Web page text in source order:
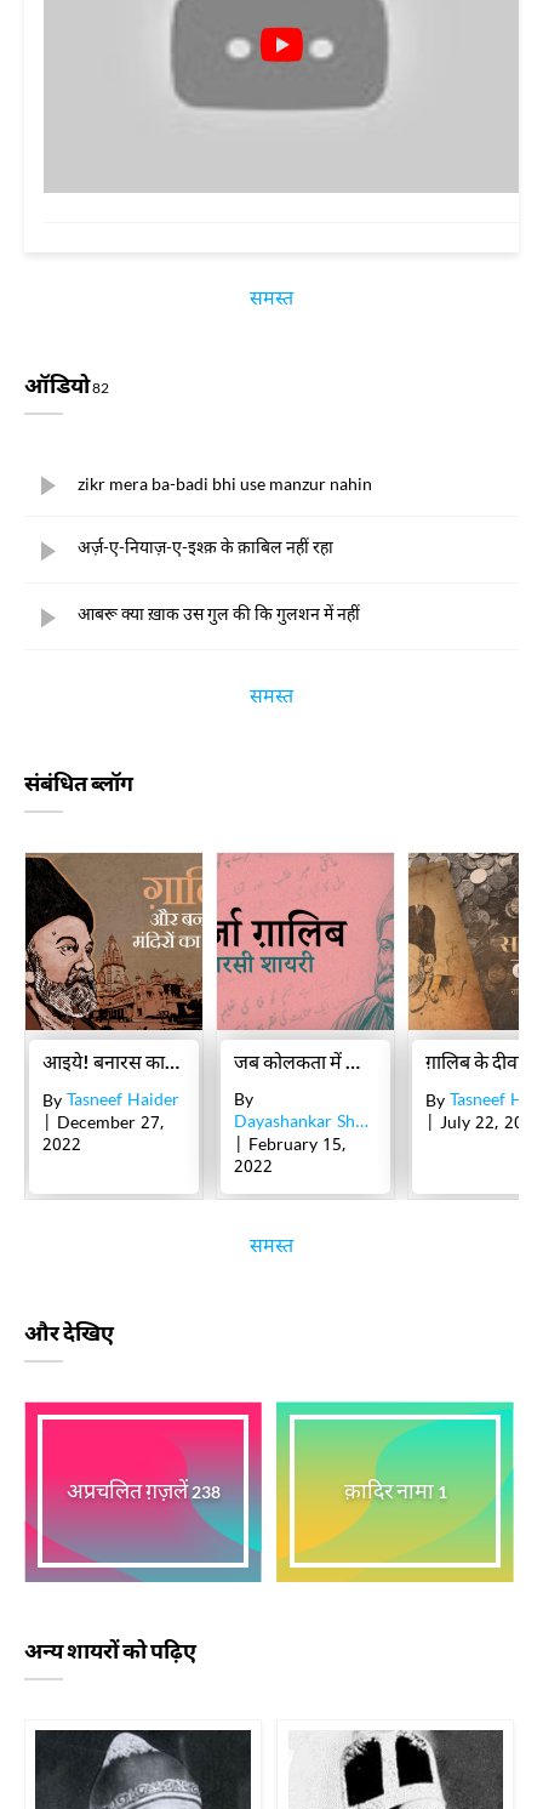
समस्त
ऑडियो82
zikr mera ba-badi bhi use manzur nahin
अर्ज़-ए-नियाज़-ए-इश्क़ के क़ाबिल नहीं रहा
आबरू क्या ख़ाक उस गुल की कि गुलशन में नहीं
समस्त
संबंधित ब्लॉग
आइये! बनारस का हुस्न ग़ालिब की नज़र से देखते हैं
By Tasneef Haider
| December 27,
2022
जब कोलकता में ग़ालिब के एक फ़ारसी शेर पर विवाद खड़ा हो गया
By
Dayashankar Shukl Sagar
| February 15,
2022
By Tasneef
| July 22, 2021
समस्त
और देखिए
अप्रचलित ग़ज़लें238 क़ादिर नामा 1
अन्य शायरों को पढ़िए